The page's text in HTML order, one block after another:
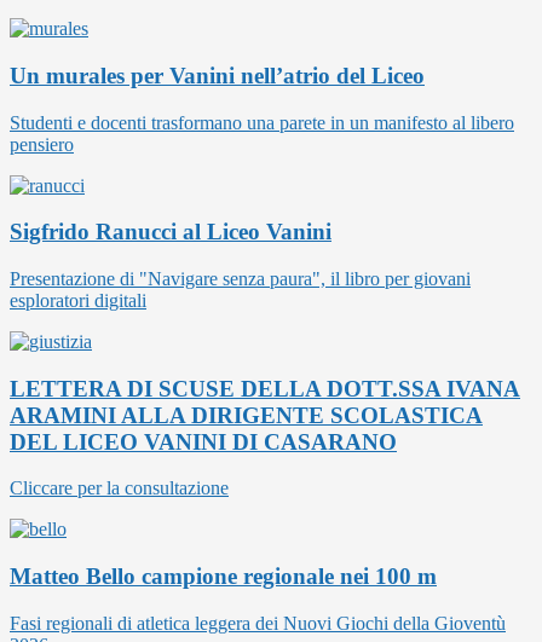
Un murales per Vanini nell’atrio del Liceo
Studenti e docenti trasformano una parete in un manifesto al libero
pensiero
Sigfrido Ranucci al Liceo Vanini
Presentazione di "Navigare senza paura", il libro per giovani
esploratori digitali
LETTERA DI SCUSE DELLA DOTT.SSA IVANA
ARAMINI ALLA DIRIGENTE SCOLASTICA
DEL LICEO VANINI DI CASARANO
Cliccare per la consultazione
Matteo Bello campione regionale nei 100 m
Fasi regionali di atletica leggera dei Nuovi Giochi della Gioventù